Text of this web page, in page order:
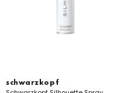
schwarzkopf